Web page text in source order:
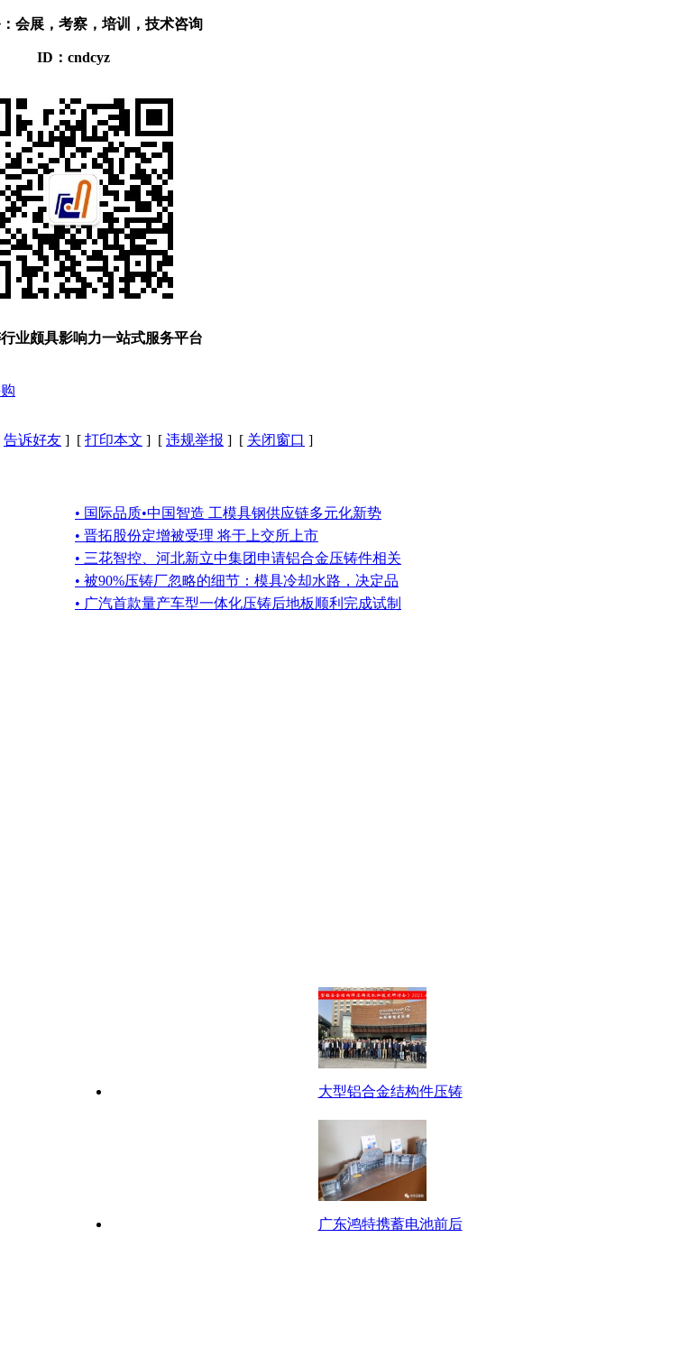
会展，考察，培训，技术咨询
ID：cndcyz
业颇具影响力一站式服务平台
告诉好友 ] [ 打印本文 ] [ 违规举报 ] [ 关闭窗口 ]
• 国际品质•中国智造 工模具钢供应链多元化新势
• 晋拓股份定增被受理 将于上交所上市
• 三花智控、河北新立中集团申请铝合金压铸件相关
• 被90%压铸厂忽略的细节：模具冷却水路，决定品
• 广汽首款量产车型一体化压铸后地板顺利完成试制
大型铝合金结构件压铸
广东鸿特携蓄电池前后